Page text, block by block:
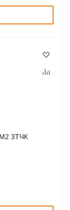
3ТЧК